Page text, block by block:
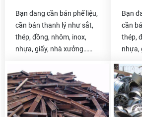
Bạn đang cần bán phế liệu,
cần bán thanh lý như sắt,
thép, đồng, nhôm, inox,
nhựa, giấy, nhà xưởng…
Bạn
cần
thép,
nhựa,